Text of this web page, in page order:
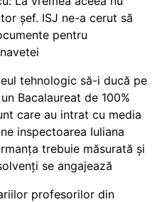
șef. ISJ ne-a cerut să
pentru
tehnologic să-i ducă pe
Bacalaureat de 100%
care au intrat cu media
inspectoarea Iuliana
trebuie măsurată și
se angajează
profesorilor din